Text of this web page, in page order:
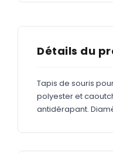
ADHÉSIFS
Étiquettes
Étiquettes
Détails du
Tapis de souris
polyester et
antidérapant.